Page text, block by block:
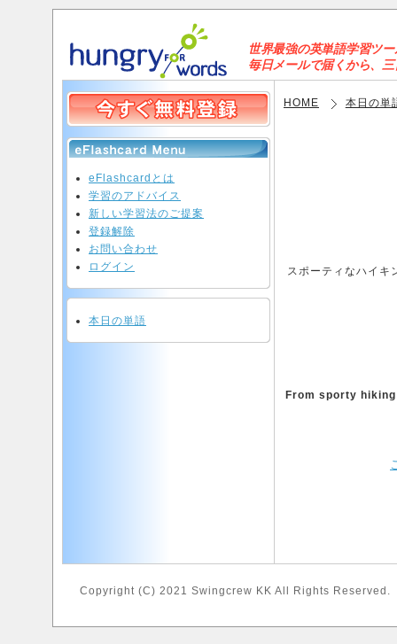
世界最強の英単語学習ツ
毎日メールで届くから、
HOME 本日の単
スポーティなハイキ
From sporty
eFlashcardとは
学習のアドバイス
新しい学習法のご提案
登録解除
お問い合わせ
ログイン
本日の単語
Copyright (C) 2021 Swingcrew KK All Rights Reserved.